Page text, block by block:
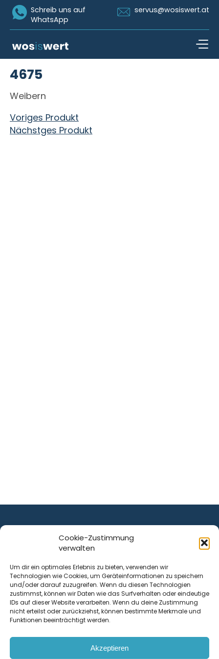
Cookie-Zustimmung
verwalten
Um dir ein optimales Erlebnis zu bieten, verwenden wir
Technologien wie Cookies, um Geräteinformationen zu speichern
und/oder darauf zuzugreifen. Wenn du diesen Technologien
zustimmst, können wir Daten wie das Surfverhalten oder eindeutige
IDs auf dieser Website verarbeiten. Wenn du deine Zustimmung
nicht erteilst oder zurückziehst, können bestimmte Merkmale und
Funktionen beeinträchtigt werden.
Akzeptieren
Icon Whatsapp
Schreib uns auf
WhatsApp
Icon Email
servus@wosiswert.at
4675
Weibern
Beitragsnavigation
Voriges Produkt
Nächstges Produkt
ist ein Service von
Krenn Real GmbH
Tischlerstraße 12
4050Traun| Österreich
Kontakt